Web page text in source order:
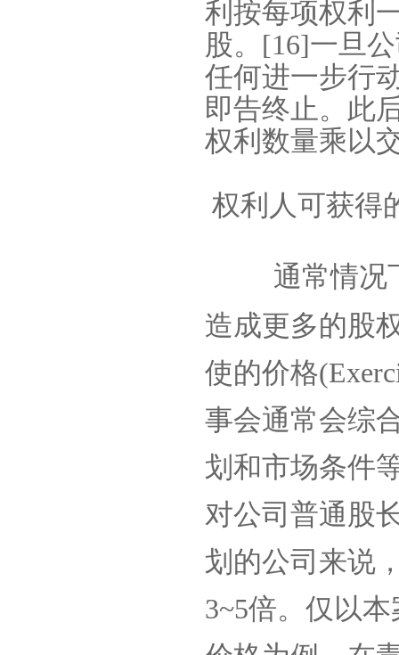
利按每项权利
股。 [16]一旦
任何进一步行
即告终止。此
权利数量乘以
权利人可获得
通常情况
造成更多的股
使的价格
事会通常会综
划和市场条件
对公司普通股
划的公司来说
3~5倍。仅以本